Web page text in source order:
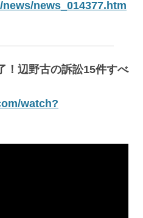
news_014377.htm
！辺野古の訴訟15件すべ
watch?